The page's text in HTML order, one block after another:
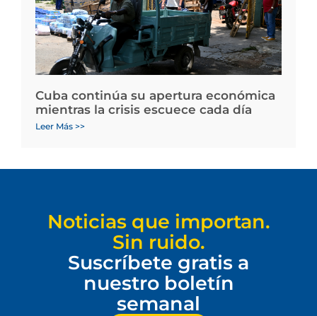
Cuba continúa su apertura económica
mientras la crisis escuece cada día
Leer Más >>
Noticias que importan.
Sin ruido.
Suscríbete gratis a
nuestro boletín
semanal